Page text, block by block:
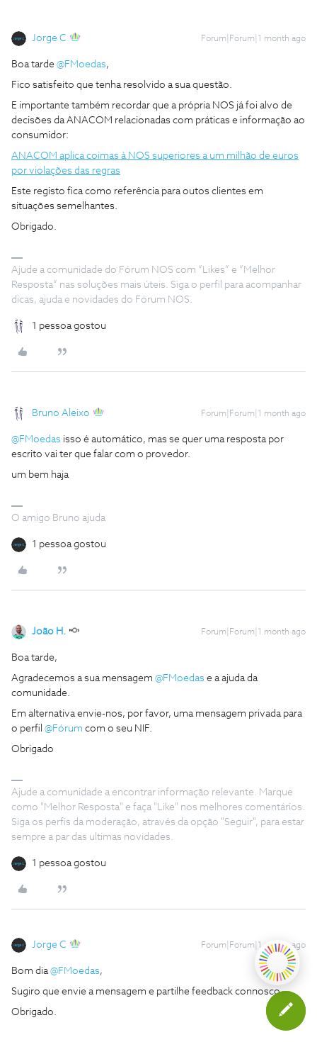
Jorge C Forum|Forum|1 month ago
Boa tarde ​ @FMoedas,
Fico satisfeito que tenha resolvido a sua questão.
E importante também recordar que a própria NOS já foi alvo de
decisões da ANACOM relacionadas com práticas e informação ao
consumidor:
ANACOM aplica coimas à NOS superiores a um milhão de euros
por violações das regras
Este registo fica como referência para outos clientes em
situações semelhantes.
Obrigado.
Ajude a comunidade do Fórum NOS com “Likes” e “Melhor
Resposta” nas soluções mais úteis. Siga o perfil para acompanhar
dicas, ajuda e novidades do Fórum NOS.
1 pessoa gostou
Bruno Aleixo Forum|Forum|1 month ago
@FMoedas isso é automático, mas se quer uma resposta por
escrito vai ter que falar com o provedor.
um bem haja
O amigo Bruno ajuda
1 pessoa gostou
João H. Forum|Forum|1 month ago
Boa tarde,
Agradecemos a sua mensagem ​ @FMoedas e a ajuda da
comunidade.
Em alternativa envie-nos, por favor, uma mensagem privada para
o perfil ​ @Fórum com o seu NIF.
Obrigado
Ajude a comunidade a encontrar informação relevante. Marque
como "Melhor Resposta" e faça "Like" nos melhores comentários.
Siga os perfis da moderação, através da opção "Seguir", para estar
sempre a par das ultimas novidades.
1 pessoa gostou
Jorge C Forum|Forum|1 month ago
Bom dia ​@FMoedas,
Sugiro que envie a mensagem e partilhe feedback connosco.
Obrigado.